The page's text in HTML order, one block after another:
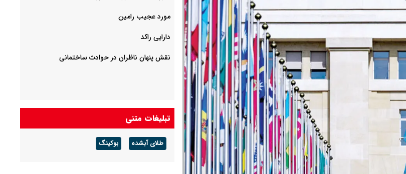
مورد عجیب رامین
دارایی راکد
نقش پنهان ناظران در حوادث ساختمانی
تبلیغات متنی
طلای آبشده بوکینگ